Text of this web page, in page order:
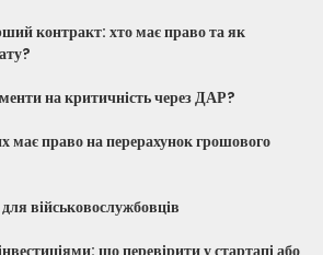
контракт: хто має право та як
на критичність через ДАР?
має право на перерахунок грошового
військовослужбовців
що перевірити у стартапі або